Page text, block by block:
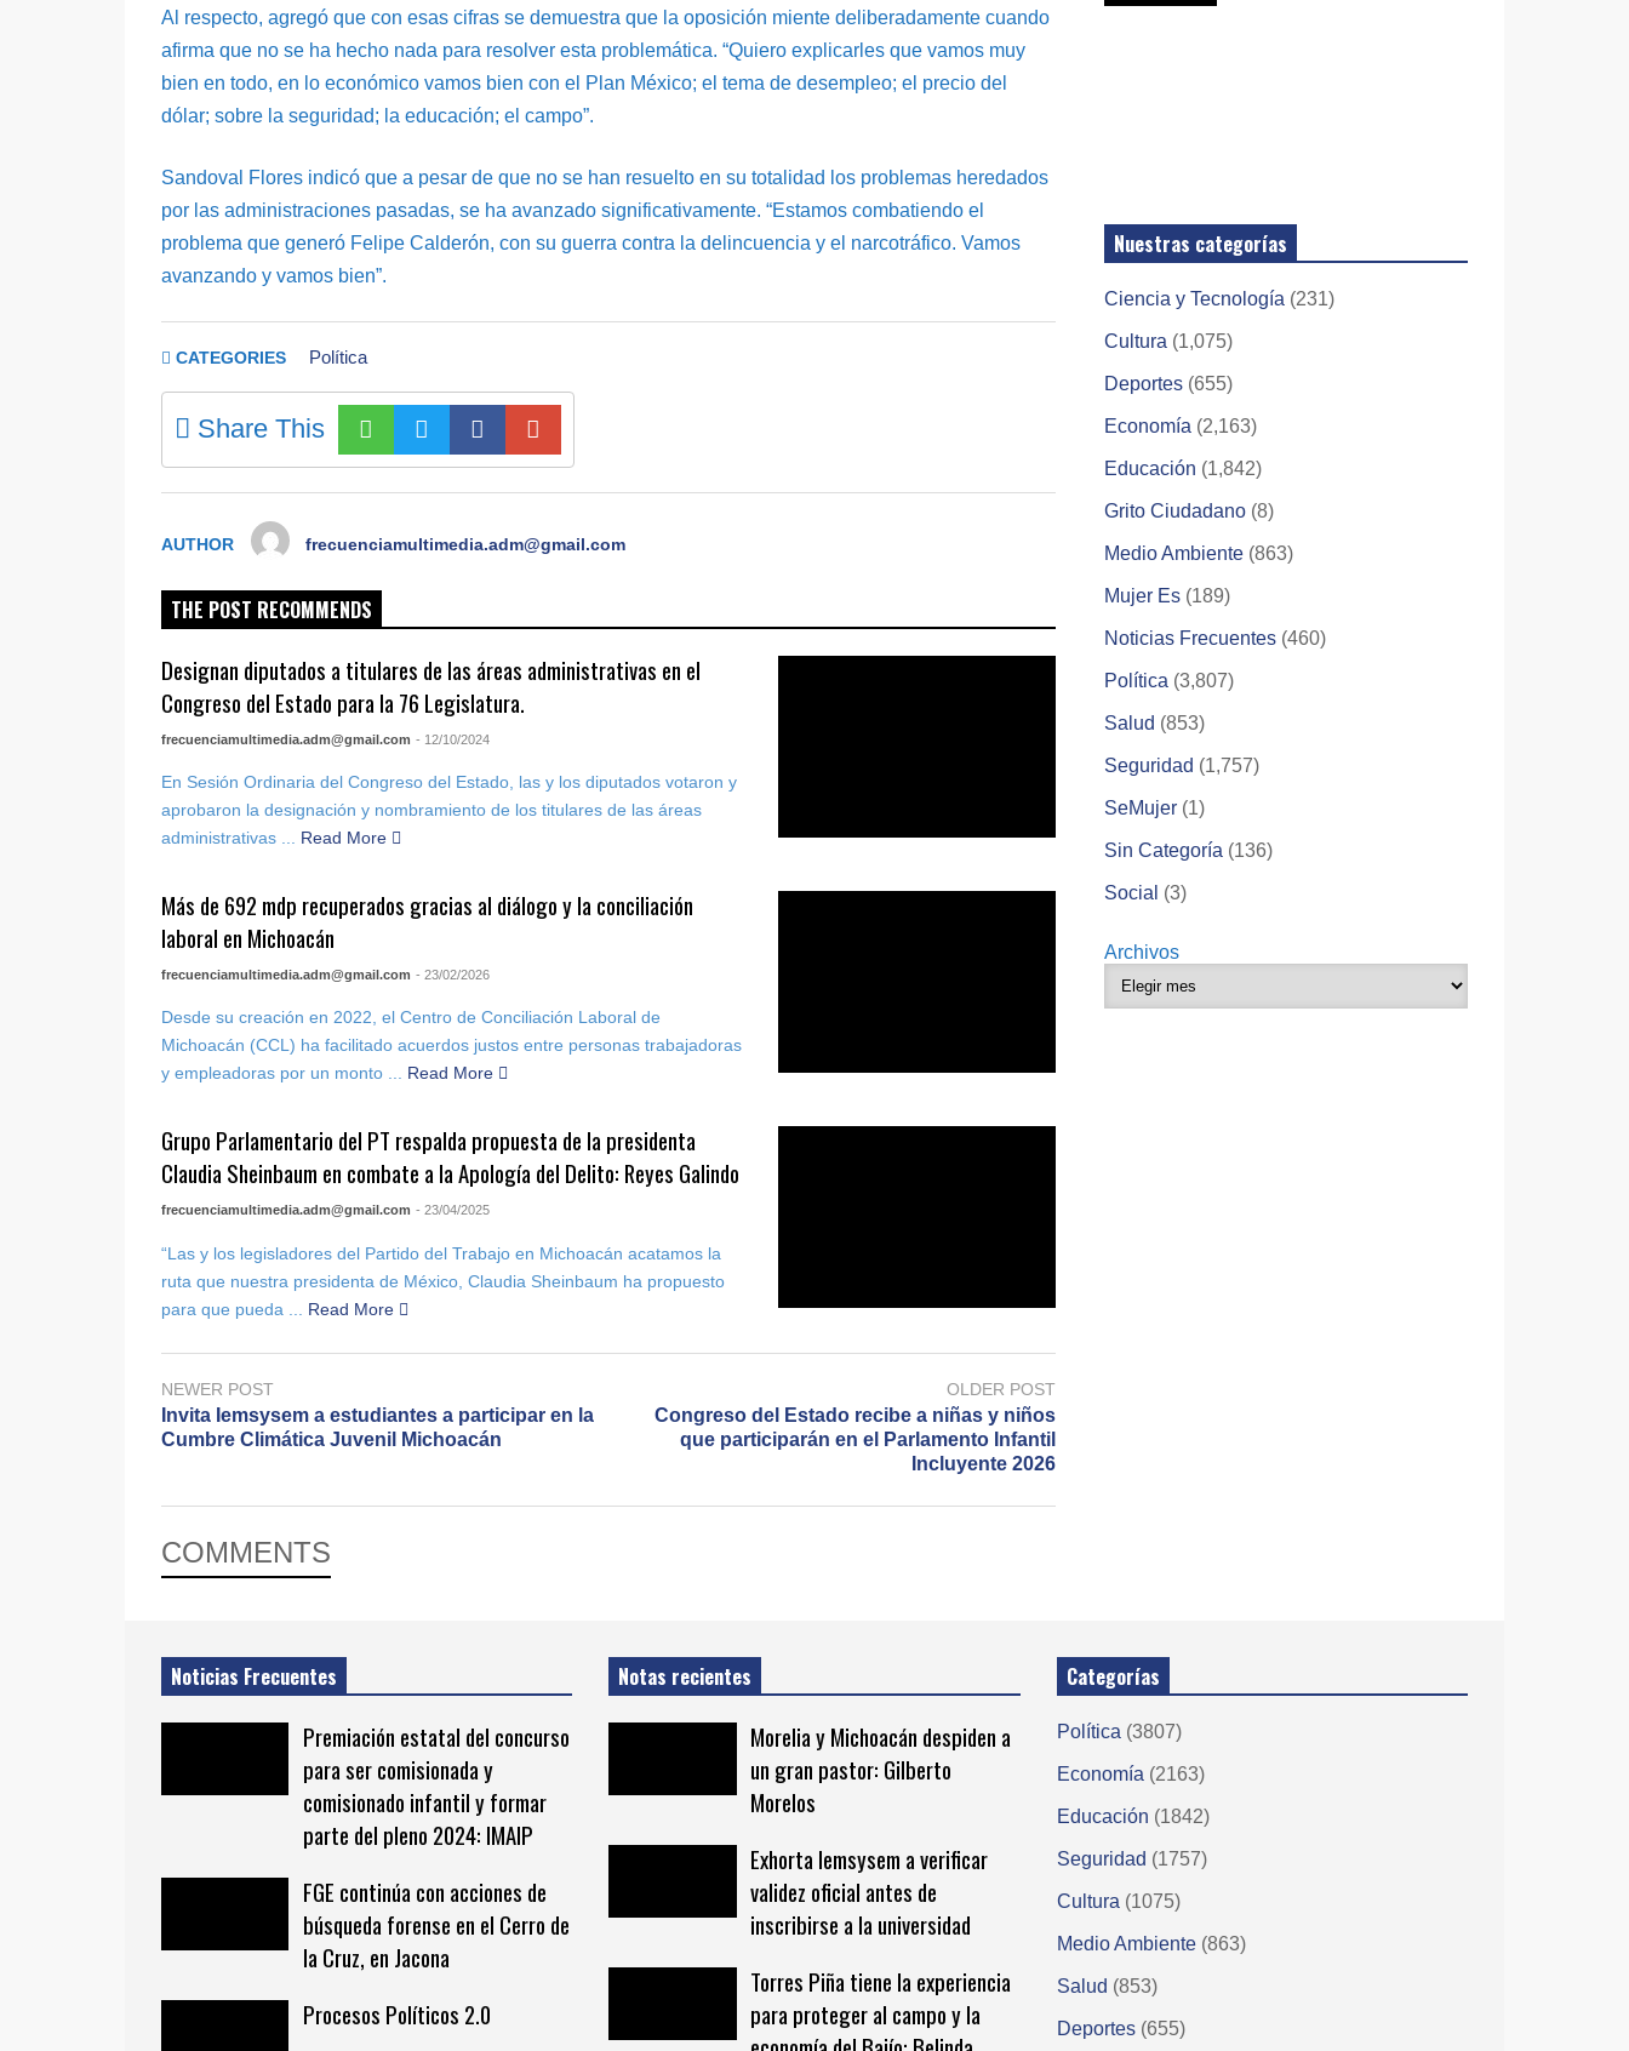
Al respecto, agregó que con esas cifras se demuestra que la oposición miente deliberadamente cuando
afirma que no se ha hecho nada para resolver esta problemática. “Quiero explicarles que vamos muy
bien en todo, en lo económico vamos bien con el Plan México; el tema de desempleo; el precio del
dólar; sobre la seguridad; la educación; el campo”.
Sandoval Flores indicó que a pesar de que no se han resuelto en su totalidad los problemas heredados
por las administraciones pasadas, se ha avanzado significativamente. “Estamos combatiendo el
problema que generó Felipe Calderón, con su guerra contra la delincuencia y el narcotráfico. Vamos
avanzando y vamos bien”.
CATEGORIES Política
Share This
AUTHOR frecuenciamultimedia.adm@gmail.com
THE POST RECOMMENDS
Designan diputados a titulares de las áreas administrativas en el
Congreso del Estado para la 76 Legislatura.
frecuenciamultimedia.adm@gmail.com - 12/10/2024
En Sesión Ordinaria del Congreso del Estado, las y los diputados votaron y
aprobaron la designación y nombramiento de los titulares de las áreas
administrativas ...
Read More
Más de 692 mdp recuperados gracias al diálogo y la conciliación
laboral en Michoacán
frecuenciamultimedia.adm@gmail.com - 23/02/2026
Desde su creación en 2022, el Centro de Conciliación Laboral de
Michoacán (CCL) ha facilitado acuerdos justos entre personas trabajadoras
y empleadoras por un monto ... Read More
Grupo Parlamentario del PT respalda propuesta de la presidenta
Claudia Sheinbaum en combate a la Apología del Delito: Reyes Galindo
frecuenciamultimedia.adm@gmail.com - 23/04/2025
“Las y los legisladores del Partido del Trabajo en Michoacán acatamos la
ruta que nuestra presidenta de México, Claudia Sheinbaum ha propuesto
para que pueda ...
Read More
NEWER POST
Invita Iemsysem a estudiantes a participar en la
Cumbre Climática Juvenil Michoacán
OLDER POST
Congreso del Estado recibe a niñas y niños
que participarán en el Parlamento Infantil
Incluyente 2026
COMMENTS
Nuestras categorías
Ciencia y Tecnología (231)
Cultura (1,075)
Deportes (655)
Economía (2,163)
Educación (1,842)
Grito Ciudadano (8)
Medio Ambiente (863)
Mujer Es (189)
Noticias Frecuentes (460)
Política (3,807)
Salud (853)
Seguridad (1,757)
SeMujer (1)
Sin Categoría (136)
Social (3)
Archivos
Noticias Frecuentes
Premiación estatal del concurso
para ser comisionada y
comisionado infantil y formar
parte del pleno 2024: IMAIP
FGE continúa con acciones de
búsqueda forense en el Cerro de
la Cruz, en Jacona
Procesos Políticos 2.0
Notas recientes
Morelia y Michoacán despiden a
un gran pastor: Gilberto
Morelos
Exhorta Iemsysem a verificar
validez oficial antes de
inscribirse a la universidad
Torres Piña tiene la experiencia
para proteger al campo y la
Categorías
Política (3807)
Economía (2163)
Educación (1842)
Seguridad (1757)
Cultura (1075)
Medio Ambiente (863)
Salud (853)
Deportes (655)